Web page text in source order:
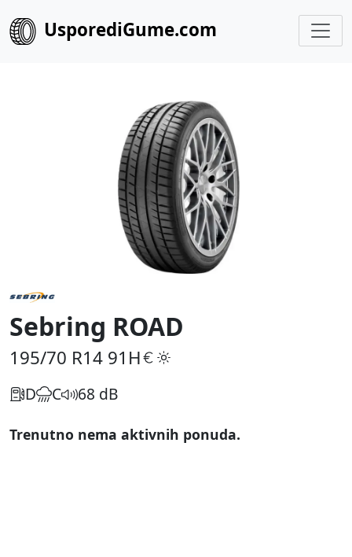
UsporediGume.com
Sebring ROAD
195/70 R14 91H
D C 68 dB
Trenutno nema aktivnih ponuda.